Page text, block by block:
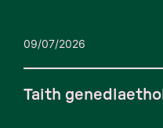
09/07/2026
Taith